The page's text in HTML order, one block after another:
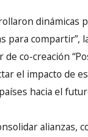
dinámicas
para compartir”,
de co-creación
el impacto de
hacia el
alianzas,